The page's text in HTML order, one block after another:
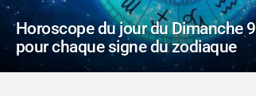
Horoscope du jour du Dimanche
pour chaque signe du zodiaque